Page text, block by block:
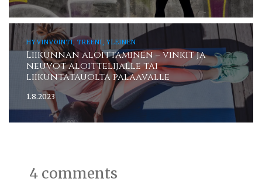
HYVINVOINTI, TREENI, YLEINEN
Liikunnan aloittaminen – vinkit ja
neuvot aloittelijalle tai
liikuntatauolta palaavalle
1.8.2023
4 comments